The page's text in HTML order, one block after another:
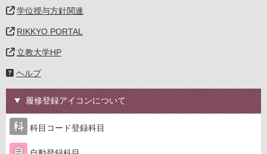
学位授与方針関連
RIKKYO PORTAL
立教大学HP
ヘルプ
履修登録アイコンについて
科目コード登録科目